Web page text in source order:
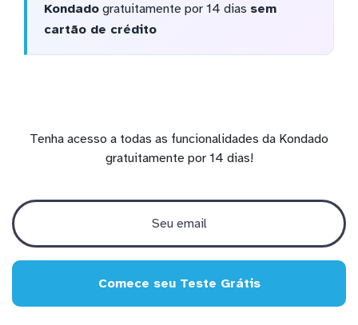
Kondadogratuitamente por 14 dias sem
cartão de crédito
Tenha acesso a todas as funcionalidades da Kondado
gratuitamente por 14 dias!
Comece seu Teste Grátis